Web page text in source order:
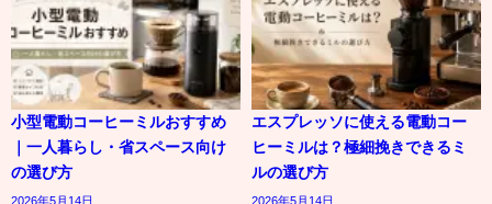
小型電動コーヒーミルおすすめ
｜一人暮らし・省スペース向け
の選び方
2026年5月14日
エスプレッソに使える電動コー
ヒーミルは？極細挽きできるミ
ルの選び方
2026年5月14日